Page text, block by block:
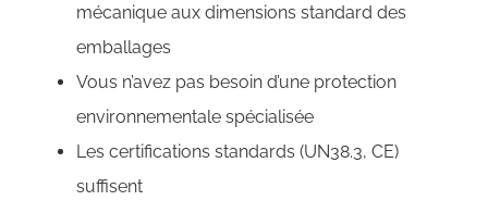
mécanique aux dimensions standard des
emballages
Vous n’avez pas besoin d’une protection
environnementale spécialisée
Les certifications standards (UN38.3, CE)
suffisent